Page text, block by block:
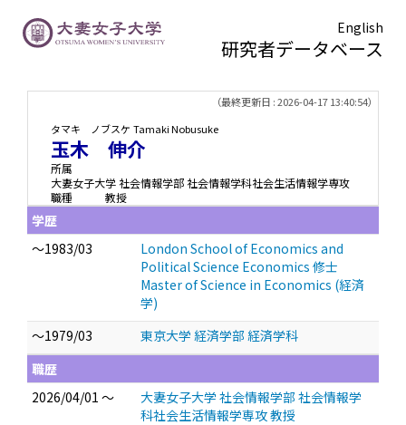
English
研究者データベース
（最終更新日 : 2026-04-17 13:40:54）
タマキ ノブスケ Tamaki Nobusuke
玉木 伸介
所属
大妻女子大学 社会情報学部 社会情報学科社会生活情報学専攻
職種
教授
学歴
～1983/03
London School of Economics and
Political Science Economics 修士
Master of Science in Economics (経済
学)
～1979/03
東京大学 経済学部 経済学科
職歴
2026/04/01 ～
大妻女子大学 社会情報学部 社会情報学
科社会生活情報学専攻 教授